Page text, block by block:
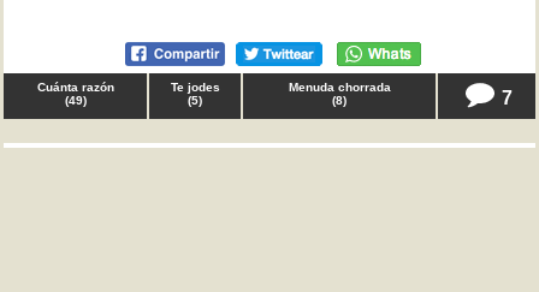
Cuánta razón
(49)
Te jodes
(5)
Menuda chorrada
(8) 7